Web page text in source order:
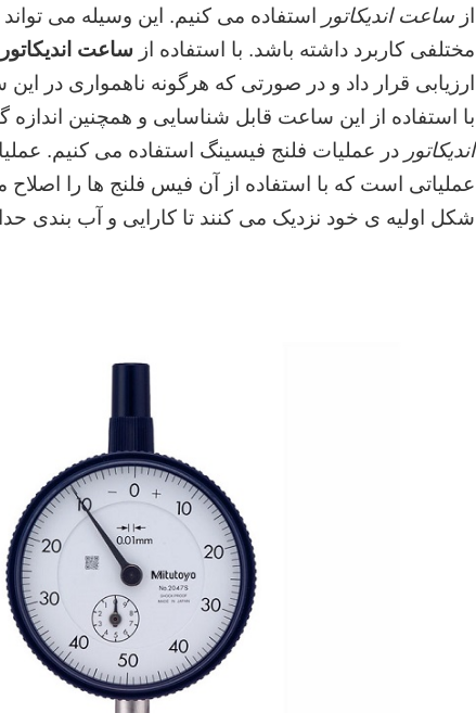
ازساعت اندیکاتور
استفاده می کنیم. این وسیله می
مختلفی کاربرد داشته باشد. با استفاده ازساعت اندیکاتور
ارزیابی قرار داد و در صورتی که هرگونه ناهمواری در
با استفاده از این ساعت قابل شناسایی و همچنین
اندیکاتور در عملیات فلنج فیسینگ استفاده می کنیم.
عملیاتی است که با استفاده از آن فیس فلنج ها را اصلاح
شکل اولیه ی خود نزدیک می کنند تا کارایی و آب بندی